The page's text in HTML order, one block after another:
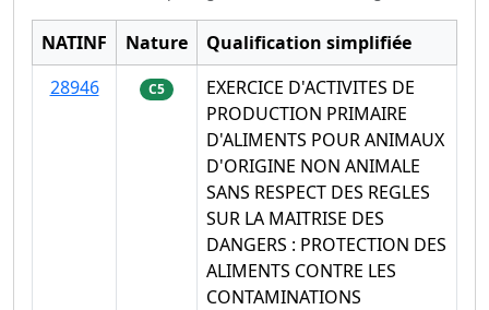
NATINF Nature
Qualification simplifiée
28946
C5
EXERCICE D'ACTIVITES DE
PRODUCTION PRIMAIRE
D'ALIMENTS POUR ANIMAUX
D'ORIGINE NON ANIMALE
SANS RESPECT DES REGLES
SUR LA MAITRISE DES
DANGERS : PROTECTION DES
ALIMENTS CONTRE LES
CONTAMINATIONS